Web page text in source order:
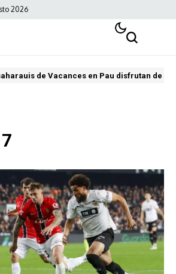
2026
de Vacances en Pau disfrutan de